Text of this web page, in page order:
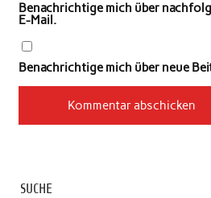
Benachrichtige mich über
E-Mail.
Benachrichtige mich über neue
SUCHE